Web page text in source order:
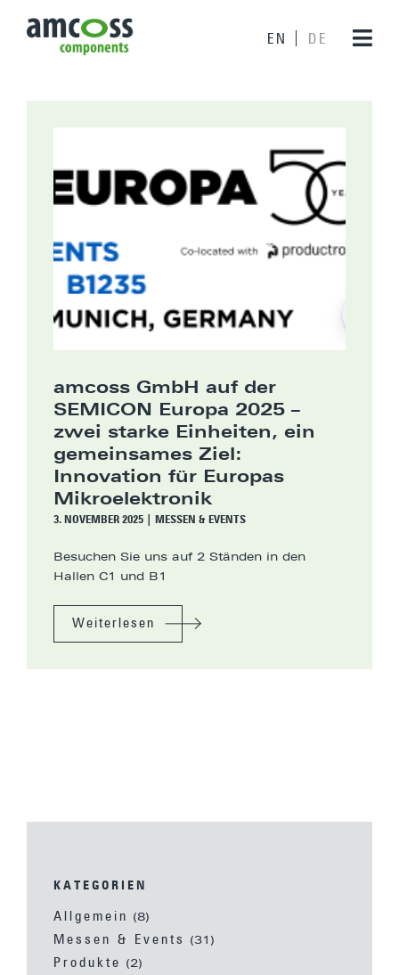
amcoss GmbH auf der
SEMICON Europa 2025 –
zwei starke Einheiten, ein
gemeinsames Ziel:
Innovation für Europas
Mikroelektronik
3. NOVEMBER 2025 MESSEN & EVENTS
Besuchen Sie uns auf 2 Ständen in den
Hallen C1 und B1
Weiterlesen
KATEGORIEN
Allgemein (8)
Messen & Events (31)
Produkte (2)
EN DE